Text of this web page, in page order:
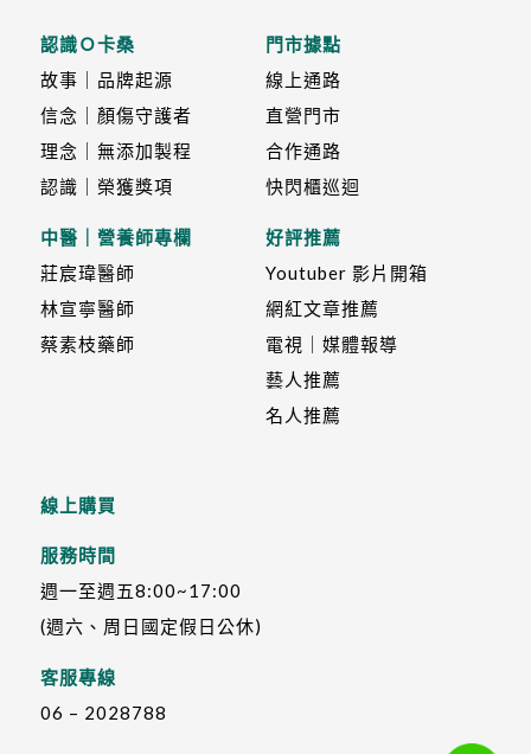
認識Ｏ卡桑
故事｜品牌起源
信念｜顏傷守護者
理念｜無添加製程
認識｜榮獲獎項
中醫｜營養師專欄
莊宸瑋醫師
林宣寧醫師
蔡素枝藥師
門市據點
線上通路
直營門市
合作通路
快閃櫃巡迴
好評推薦
Youtuber 影片開箱
網紅文章推薦
電視｜媒體報導
藝人推薦
名人推薦
線上購買
服務時間
週一至週五8:00~17:00
(週六、周日國定假日公休)
客服專線
06 – 2028788